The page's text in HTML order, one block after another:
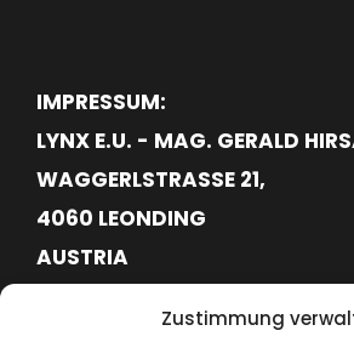
Zustimmung
IMPRESSUM:
LYNX E.U. - MAG. GERALD
WAGGERLSTRASSE 21,
4060 LEONDING
AUSTRIA
ATU76715645